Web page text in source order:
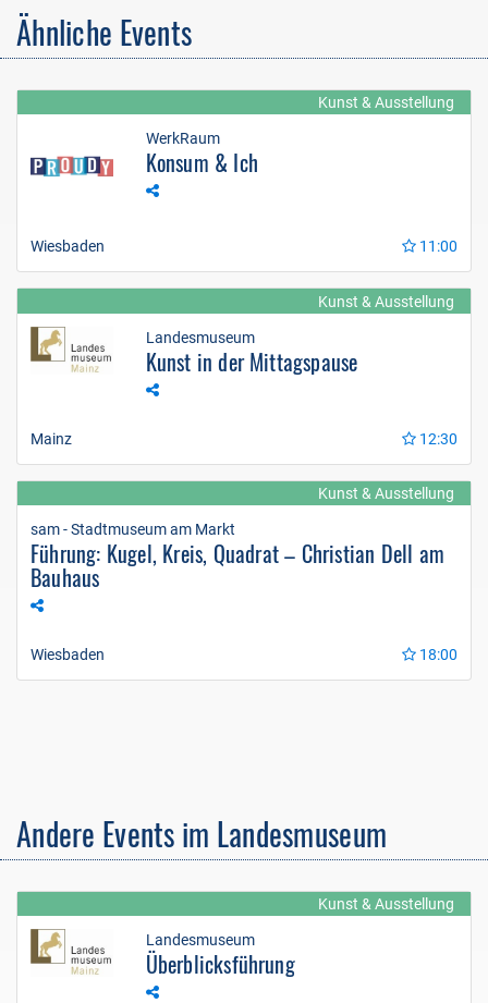
Ähnliche Events
Kunst & Ausstellung
WerkRaum
Konsum & Ich
Wiesbaden 11:00
Kunst & Ausstellung
Landesmuseum
Kunst in der Mittagspause
Mainz 12:30
Kunst & Ausstellung
sam - Stadtmuseum am Markt
Führung: Kugel, Kreis, Quadrat – Christian Dell am
Bauhaus
Wiesbaden 18:00
Andere Events im Landesmuseum
Kunst & Ausstellung
Landesmuseum
Überblicksführung